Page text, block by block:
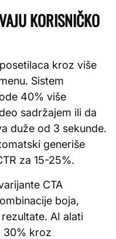
KORISNIČKO
kroz više
Sistem
40% više
sadržajem ili da
duže od 3 sekunde.
generiše
za 15-25%.
CTA
boja,
AI alati
30% kroz